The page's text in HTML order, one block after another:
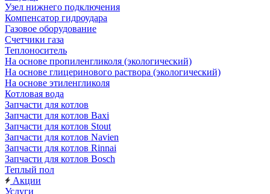
Узел нижнего подключения
Компенсатор гидроудара
Газовое оборудование
Счетчики газа
Теплоноситель
На основе пропиленгликоля (экологический)
На основе глицеринового раствора (экологический)
На основе этиленгликоля
Котловая вода
Запчасти для котлов
Запчасти для котлов Baxi
Запчасти для котлов Stout
Запчасти для котлов Navien
Запчасти для котлов Rinnai
Запчасти для котлов Bosch
Теплый пол
Акции
Услуги